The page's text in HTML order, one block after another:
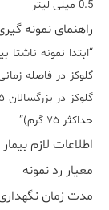
0.5 میلی لیتر
راهنمای نمونه
حداکثر ٧٥ گرم)”
اطلاعات لازم بیمار
معیار رد نمونه
مدت زمان